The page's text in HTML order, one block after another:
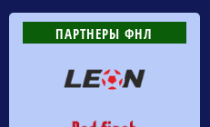
ПАРТНЕРЫ ФНЛ